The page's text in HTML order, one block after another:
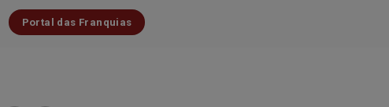
Portal das Franquias